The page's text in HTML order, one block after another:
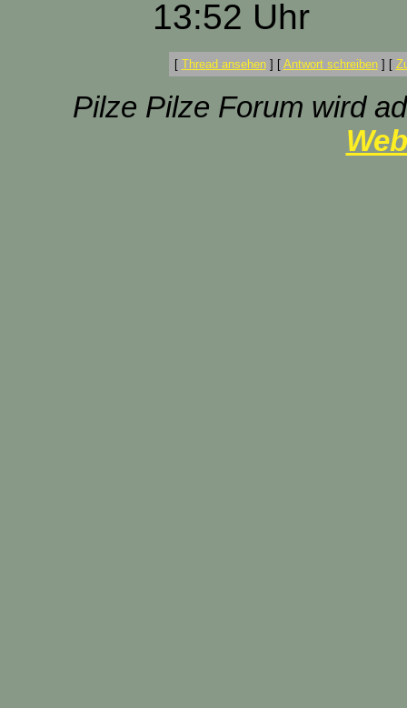
13:52 Uhr
[ Thread ansehen] [ Antwort schreiben] [
Pilze Pilze Forum wird